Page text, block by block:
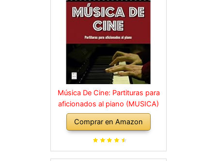
Música De Cine: Partituras para
aficionados al piano (MUSICA)
Comprar en Amazon